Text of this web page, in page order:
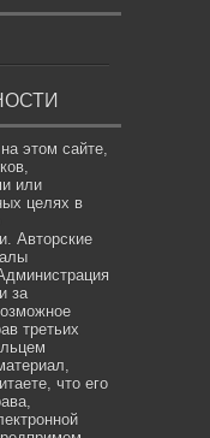
этом сайте,
или
целях в
Авторские
за
третьих
что его